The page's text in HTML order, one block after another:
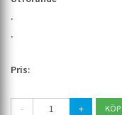
- +